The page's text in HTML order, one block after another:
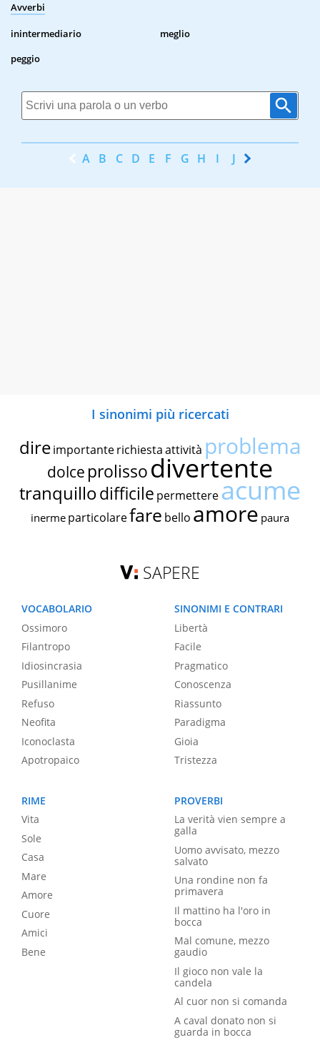
Avverbi
inintermediario
meglio
peggio
A B C D E F G H I J K
I sinonimi più ricercati
dire importante richiestaattività problema
dolce prolissodivertente
tranquillodifficile permettereacume
inerme particolarefare bello amore paura
SAPERE
VOCABOLARIO
Ossimoro
Filantropo
Idiosincrasia
Pusillanime
Refuso
Neofita
Iconoclasta
Apotropaico
SINONIMI E CONTRARI
Libertà
Facile
Pragmatico
Conoscenza
Riassunto
Paradigma
Gioia
Tristezza
RIME
Vita
Sole
Casa
Mare
Amore
Cuore
Amici
Bene
PROVERBI
La verità vien sempre a
galla
Uomo avvisato, mezzo
salvato
Una rondine non fa
primavera
Il mattino ha l'oro in
bocca
Mal comune, mezzo
gaudio
Il gioco non vale la
candela
Al cuor non si comanda
A caval donato non si
guarda in bocca